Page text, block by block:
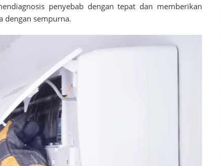
penyebab dengan tepat dan memberikan
dengan sempurna.